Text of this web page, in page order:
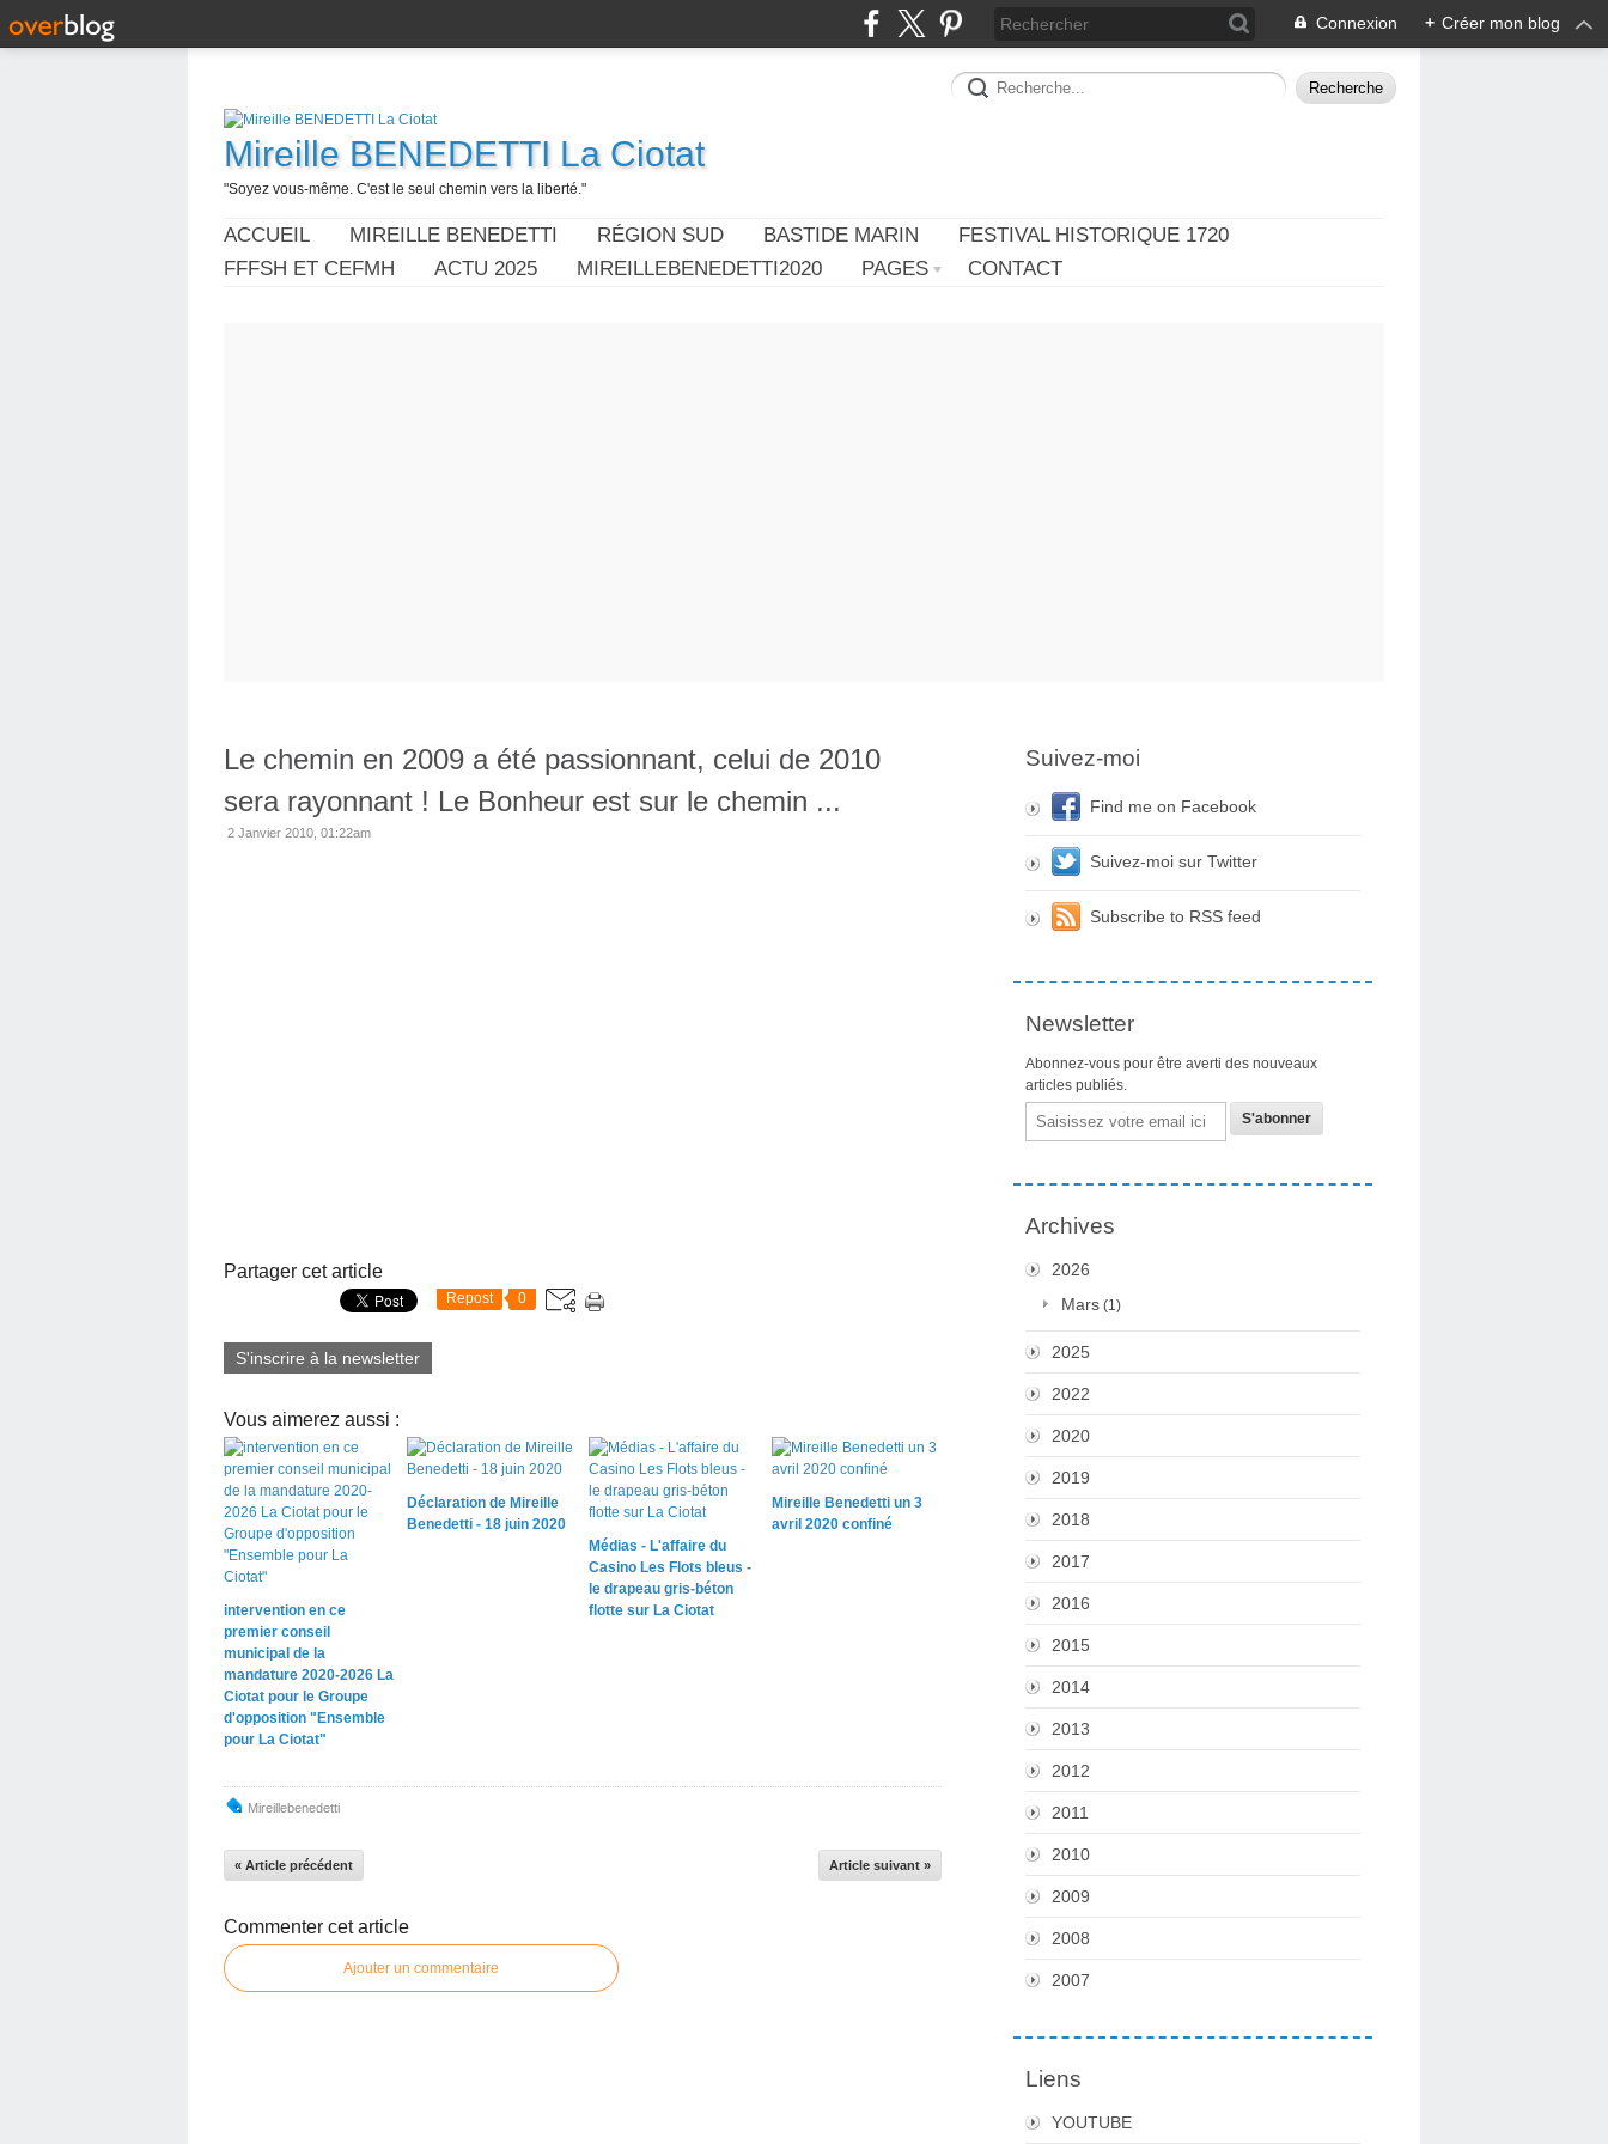
Connexion + Créer mon blog
Mireille BENEDETTI La Ciotat
"Soyez vous-même. C'est le seul chemin vers la liberté."
ACCUEIL MIREILLE BENEDETTI RÉGION SUD BASTIDE MARIN
FESTIVAL HISTORIQUE 1720
FFFSH ET CEFMH
ACTU 2025 MIREILLEBENEDETTI2020 PAGES CONTACT
Le chemin en 2009 a été passionnant, celui de 2010
sera rayonnant ! Le Bonheur est sur le chemin ...
2 Janvier 2010, 01:22am
Partager cet article
Repost 0
S'inscrire à la newsletter
Vous aimerez aussi :
intervention en ce
premier conseil
municipal de la
mandature 2020-2026 La
Ciotat pour le Groupe
d'opposition "Ensemble
pour La Ciotat"
Déclaration de Mireille
Benedetti - 18 juin 2020
Médias - L'affaire du
Casino Les Flots bleus -
le drapeau gris-béton
flotte sur La Ciotat
Mireille Benedetti un 3
avril 2020 confiné
Mireillebenedetti
« Article précédent Article suivant »
Commenter cet article
Ajouter un commentaire
Suivez-moi
Find me on Facebook
Suivez-moi sur Twitter
Subscribe to RSS feed
Newsletter
Abonnez-vous pour être averti des nouveaux
articles publiés.
Email
Archives
2026
Mars (1)
2025
2022
2020
2019
2018
2017
2016
2015
2014
2013
2012
2011
2010
2009
2008
2007
Liens
YOUTUBE